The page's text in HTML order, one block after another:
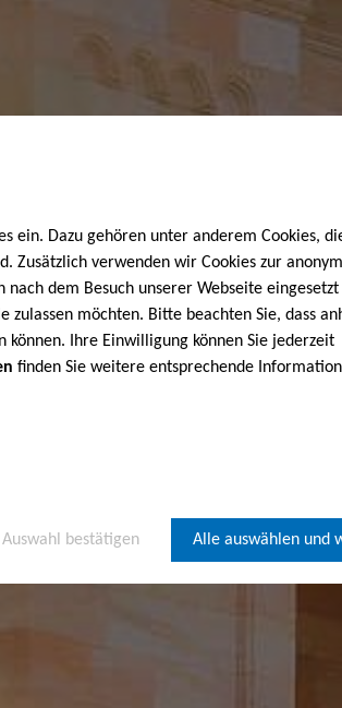
ein. Dazu gehören unter anderem Cookies,
Zusätzlich verwenden wir Cookies zur
dem Besuch unserer Webseite
zulassen möchten. Bitte beachten Sie, dass
Ihre Einwilligung können Sie jederzeit
finden Sie weitere entsprechende
Auswahl bestätigen Alle auswählen und